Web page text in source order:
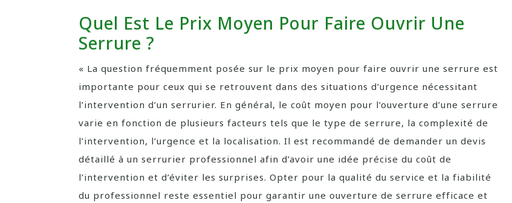
Quel Est Le Prix Moyen Pour Faire Ouvrir Une
Serrure ?
« La question fréquemment posée sur le prix moyen pour faire ouvrir une serrure est
importante pour ceux qui se retrouvent dans des situations d’urgence nécessitant
l’intervention d’un serrurier. En général, le coût moyen pour l’ouverture d’une serrure
varie en fonction de plusieurs facteurs tels que le type de serrure, la complexité de
l’intervention, l’urgence et la localisation. Il est recommandé de demander un devis
détaillé à un serrurier professionnel afin d’avoir une idée précise du coût de
l’intervention et d’éviter les surprises. Opter pour la qualité du service et la fiabilité
du professionnel reste essentiel pour garantir une ouverture de serrure efficace et